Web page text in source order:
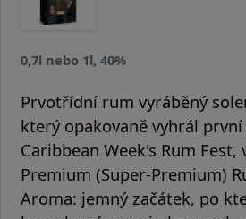
0,7l nebo 1l, 40%
Prvotřídní rum vyráběný
který opakovaně vyhrál
Caribbean Week's Rum Fest,
Premium (Super-Premium)
Aroma: jemný začátek, po